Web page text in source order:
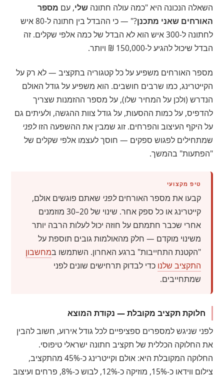
השאלה הנכונה היא "כמה עולה חתונהשלי, עםמספר
האורחים שאני מתכנן
?" — כי ההבדל בין חתונה ל-80 איש
לחתונה ל-300 איש הוא לא הבדל של כמה אלפי שקלים. זה
הבדל שיכול להגיע ל-150,000 ₪ ויותר.
מספר האורחים משפיע על כל קטגוריה בתקציב — לא רק על
הקייטרינג, כמו שרבים חושבים. הוא משפיע על גודל האולם
הנדרש (ולכן על המחיר שלו), על מספר ההזמנות שצריך
להדפיס, על כמות ההסעות, על גודל צוות ההגשה, ולעיתים גם
על היקף העיצוב והפרחים. זוג שמבין את ההשפעה הזולפני
שמתחילים לפגוש ספקים — חוסך לעצמו אלפי שקלים של
"הפתעות" בהמשך.
טיפ מקצועי
קבעו את מספר האורחיםלפנישאתם פוגשים אולם,
קייטרינג או כל ספק אחר. שינוי של 20–30 מוזמנים
אחרי שכבר חתמתם על חוזה יכול לעלות הרבה יותר
משינוי מוקדם — חלק מהאולמות גובים תוספת על
"הקטנת התחייבות" ברגע האחרון. השתמשו במחשבון
התקציב שלנוכדי לבדוק תרחישים שונים לפני
שמתחייבים.
חלוקת תקציב מקובלת — נקודת המוצא
לפני שניגש למספרים ספציפיים לכל גודל אירוע, חשוב להבין
את החלוקה הכללית של תקציב חתונה ישראלי טיפוסי.
החלוקה המקובלת היא: אולם וקייטרינג כ-45% מהתקציב,
צילום ווידאו כ-15%, מוזיקה כ-12%, לבוש כ-8%, פרחים ועיצוב